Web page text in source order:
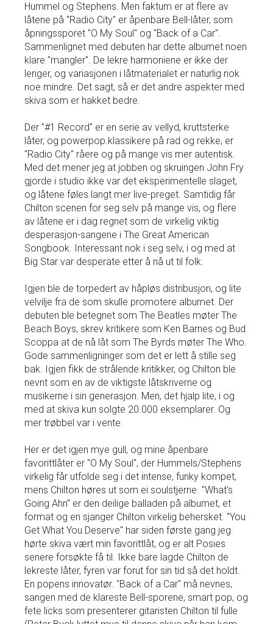
Hummel og Stephens. Men faktum er at flere av
låtene på "Radio City" er åpenbare Bell-låter, som
åpningssporet "O My Soul" og "Back of a Car".
Sammenlignet med debuten har dette albumet noen
klare "mangler". De lekre harmoniene er ikke der
lenger, og variasjonen i låtmaterialet er naturlig nok
noe mindre. Det sagt, så er det andre aspekter med
skiva som er hakket bedre.
Der "#1 Record" er en serie av vellyd, kruttsterke
låter, og powerpop.klassikere på rad og rekke, er
"Radio City" råere og på mange vis mer autentisk.
Med det mener jeg at jobben og skruingen John Fry
gjorde i studio ikke var det eksperimentelle slaget,
og låtene føles langt mer live-preget. Samtidig får
Chilton scenen for seg selv på mange vis, og flere
av låtene er i dag regnet som de virkelig viktig
desperasjon-sangene i The Great American
Songbook. Interessant nok i seg selv, i og med at
Big Star var desperate etter å nå ut til folk.
Igjen ble de torpedert av håpløs distribusjon, og lite
velvilje fra de som skulle promotere albumet. Der
debuten ble betegnet som The Beatles møter The
Beach Boys, skrev kritikere som Ken Barnes og Bud
Scoppa at de nå låt som The Byrds møter The Who.
Gode sammenligninger som det er lett å stille seg
bak. Igjen fikk de strålende kritikker, og Chilton ble
nevnt som en av de viktigste låtskriverne og
musikerne i sin generasjon. Men, det hjalp lite, i og
med at skiva kun solgte 20.000 eksemplarer. Og
mer trøbbel var i vente.
Her er det igjen mye gull, og mine åpenbare
favorittlåter er "O My Soul", der Hummels/Stephens
virkelig får utfolde seg i det intense, funky kompet,
mens Chilton høres ut som ei soulstjerne. "What's
Going Ahn" er den deilige balladen på albumet, et
format og en sjanger Chilton virkelig behersket. "You
Get What You Deserve" har siden første gang jeg
hørte skiva vært min favorittlåt, og er alt Posies
senere forsøkte få til. Ikke bare lagde Chilton de
lekreste låter, fyren var forut for sin tid så det holdt.
En popens innovatør. "Back of a Car" må nevnes,
sangen med de klareste Bell-sporene, smart pop, og
fete licks som presenterer gitaristen Chilton til fulle